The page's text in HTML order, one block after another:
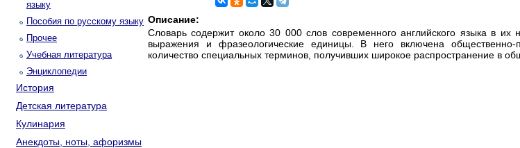
языку
Пособия по русскому языку
Прочее
Учебная литература
Энциклопедии
История
Детская литература
Кулинария
Анекдоты, ноты, афоризмы
Описание:
Словарь содержит около 30 000 слов современного английского языка в их
выражения и фразеологические единицы. В него включена общественно-
количество специальных терминов, получивших широкое распространение в